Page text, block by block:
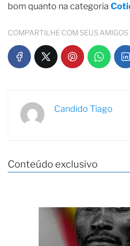
bom quanto na categoria
COMPARTILHE COM SEUS AMIGOS
Candido Tiago
Conteúdo exclusivo